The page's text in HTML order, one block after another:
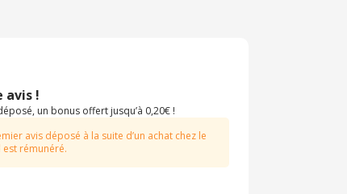
avis !
un bonus offert jusqu’à 0,20€ !
avis déposé à la suite d’un achat chez le
rémunéré.